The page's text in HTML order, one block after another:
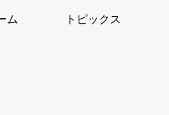
ム トピックス